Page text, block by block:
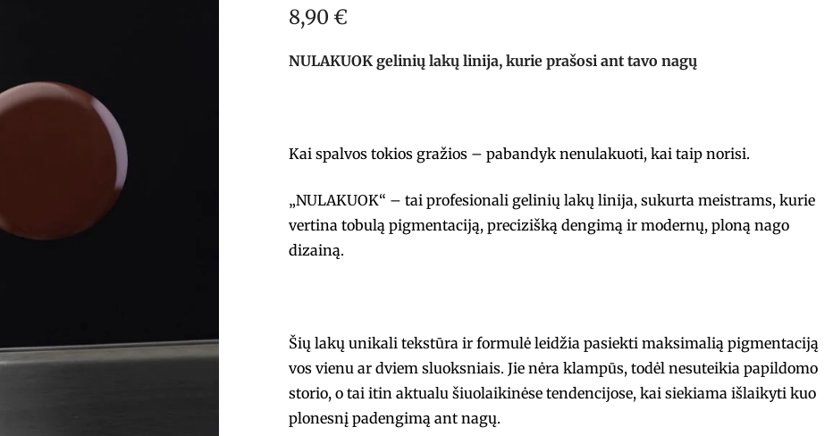
8,90 €
NULAKUOK gelinių lakų linija, kurie prašosi ant tavo nagų
Kai spalvos tokios gražios – pabandyk nenulakuoti, kai taip norisi.
„NULAKUOK“ – tai profesionali gelinių lakų linija, sukurta meistrams, kurie
vertina tobulą pigmentaciją, precizišką dengimą ir modernų, ploną nago
dizainą.
Šių lakų unikali tekstūra ir formulė leidžia pasiekti maksimalią pigmentaciją
vos vienu ar dviem sluoksniais. Jie nėra klampūs, todėl nesuteikia papildomo
storio, o tai itin aktualu šiuolaikinėse tendencijose, kai siekiama išlaikyti kuo
plonesnį padengimą ant nagų.